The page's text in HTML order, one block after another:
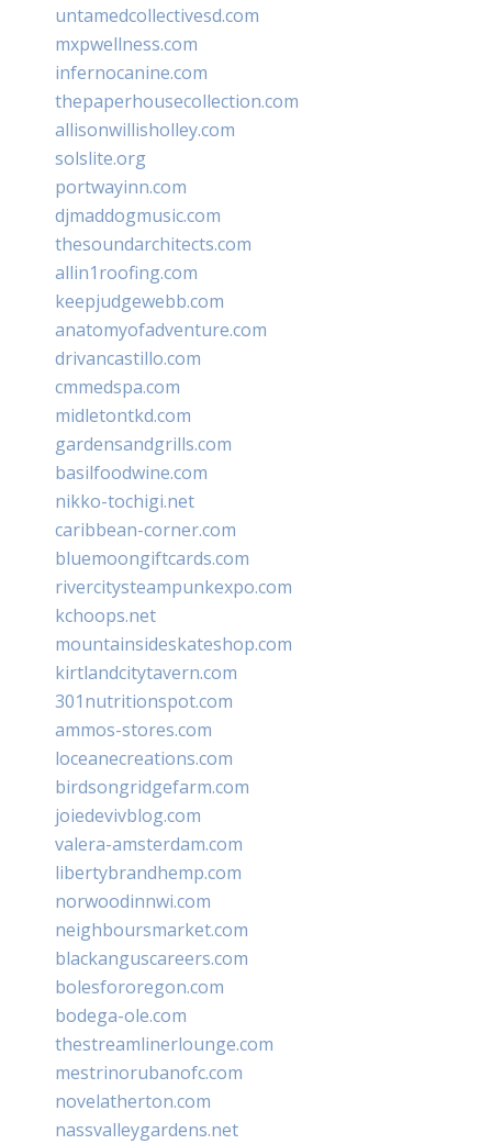
untamedcollectivesd.com
mxpwellness.com
infernocanine.com
thepaperhousecollection.com
allisonwillisholley.com
solslite.org
portwayinn.com
djmaddogmusic.com
thesoundarchitects.com
allin1roofing.com
keepjudgewebb.com
anatomyofadventure.com
drivancastillo.com
cmmedspa.com
midletontkd.com
gardensandgrills.com
basilfoodwine.com
nikko-tochigi.net
caribbean-corner.com
bluemoongiftcards.com
rivercitysteampunkexpo.com
kchoops.net
mountainsideskateshop.com
kirtlandcitytavern.com
301nutritionspot.com
ammos-stores.com
loceanecreations.com
birdsongridgefarm.com
joiedevivblog.com
valera-amsterdam.com
libertybrandhemp.com
norwoodinnwi.com
neighboursmarket.com
blackanguscareers.com
bolesfororegon.com
bodega-ole.com
thestreamlinerlounge.com
mestrinorubanofc.com
novelatherton.com
nassvalleygardens.net